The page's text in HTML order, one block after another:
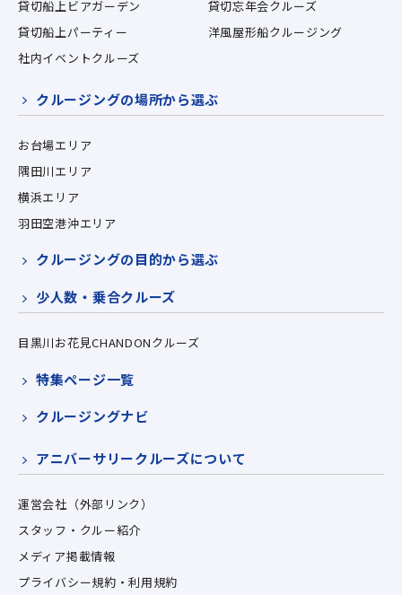
貸切船上ビアガーデン
貸切忘年会クルーズ
貸切船上パーティー
洋風屋形船クルージング
社内イベントクルーズ
クルージングの場所から選ぶ
お台場エリア
隅田川エリア
横浜エリア
羽田空港沖エリア
クルージングの目的から選ぶ
少人数・乗合クルーズ
目黒川お花見CHANDONクルーズ
特集ページ一覧
クルージングナビ
アニバーサリークルーズについて
運営会社（外部リンク）
スタッフ・クルー紹介
メディア掲載情報
プライバシー規約・利用規約